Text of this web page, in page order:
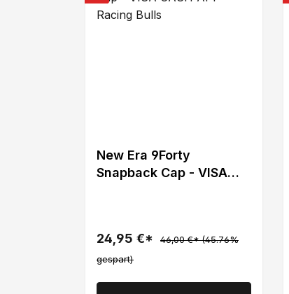
New Era 9Forty
Snapback Cap - VISA
24,95 €* 46,00 €*(45.76%
gespart)